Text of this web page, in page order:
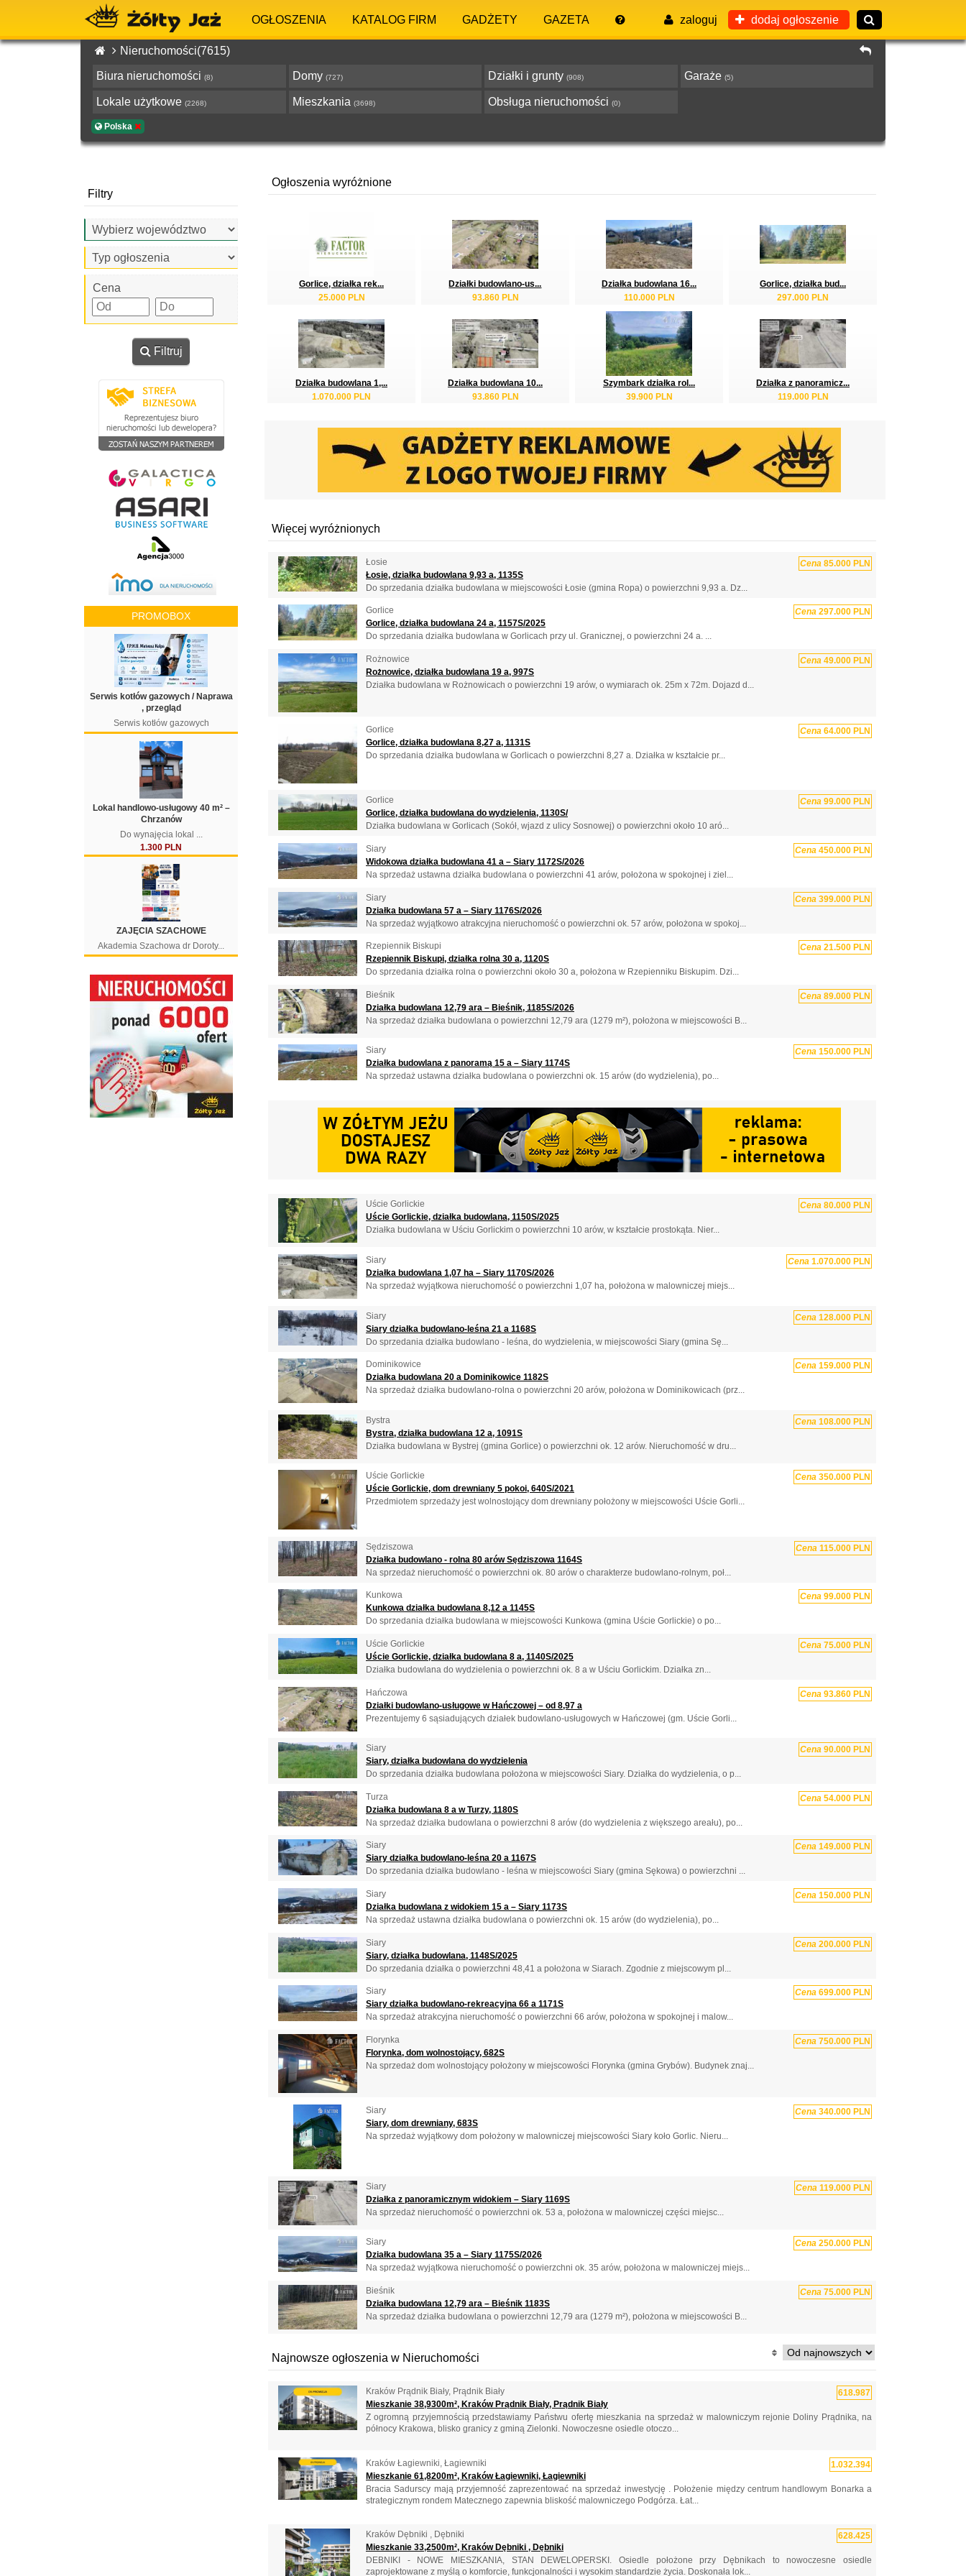
OGŁOSZENIA KATALOG FIRM GADŻETY GAZETA zaloguj dodaj ogłoszenie
Nieruchomości(7615)
Biura nieruchomości (8) Domy (727) Działki i grunty (908) Garaże (5)
Lokale użytkowe (2268) Mieszkania (3698) Obsługa nieruchomości (0)
Polska
Filtry
Cena
Filtruj
PROMOBOX
Serwis kotłów gazowych / Naprawa
, przegląd
Serwis kotłów gazowych
Lokal handlowo-usługowy 40 m² –
Chrzanów
Do wynajęcia lokal ...
1.300 PLN
ZAJĘCIA SZACHOWE
Akademia Szachowa dr Doroty...
Ogłoszenia wyróżnione
Gorlice, działka rek...
25.000 PLN
Działki budowlano-us...
93.860 PLN
Działka budowlana 16...
110.000 PLN
Gorlice, działka bud...
297.000 PLN
Działka budowlana 1,...
1.070.000 PLN
Działka budowlana 10...
93.860 PLN
Szymbark działka rol...
39.900 PLN
Działka z panoramicz...
119.000 PLN
Więcej wyróżnionych
Łosie Cena 85.000 PLN
Łosie, działka budowlana 9,93 a, 1135S
Do sprzedania działka budowlana w miejscowości Łosie (gmina Ropa) o powierzchni 9,93 a. Dz...
Gorlice Cena 297.000 PLN
Gorlice, działka budowlana 24 a, 1157S/2025
Do sprzedania działka budowlana w Gorlicach przy ul. Granicznej, o powierzchni 24 a. ...
Rożnowice Cena 49.000 PLN
Rożnowice, działka budowlana 19 a, 997S
Działka budowlana w Rożnowicach o powierzchni 19 arów, o wymiarach ok. 25m x 72m. Dojazd d...
Gorlice Cena 64.000 PLN
Gorlice, działka budowlana 8,27 a, 1131S
Do sprzedania działka budowlana w Gorlicach o powierzchni 8,27 a. Działka w kształcie pr...
Gorlice Cena 99.000 PLN
Gorlice, działka budowlana do wydzielenia, 1130S/
Działka budowlana w Gorlicach (Sokół, wjazd z ulicy Sosnowej) o powierzchni około 10 aró...
Siary Cena 450.000 PLN
Widokowa działka budowlana 41 a – Siary 1172S/2026
Na sprzedaż ustawna działka budowlana o powierzchni 41 arów, położona w spokojnej i ziel...
Siary Cena 399.000 PLN
Działka budowlana 57 a – Siary 1176S/2026
Na sprzedaż wyjątkowo atrakcyjna nieruchomość o powierzchni ok. 57 arów, położona w spokoj...
Rzepiennik Biskupi Cena 21.500 PLN
Rzepiennik Biskupi, działka rolna 30 a, 1120S
Do sprzedania działka rolna o powierzchni około 30 a, położona w Rzepienniku Biskupim. Dzi...
Bieśnik Cena 89.000 PLN
Działka budowlana 12,79 ara – Bieśnik, 1185S/2026
Na sprzedaż działka budowlana o powierzchni 12,79 ara (1279 m²), położona w miejscowości B...
Siary Cena 150.000 PLN
Działka budowlana z panoramą 15 a – Siary 1174S
Na sprzedaż ustawna działka budowlana o powierzchni ok. 15 arów (do wydzielenia), po...
Uście Gorlickie Cena 80.000 PLN
Uście Gorlickie, działka budowlana, 1150S/2025
Działka budowlana w Uściu Gorlickim o powierzchni 10 arów, w kształcie prostokąta. Nier...
Siary Cena 1.070.000 PLN
Działka budowlana 1,07 ha – Siary 1170S/2026
Na sprzedaż wyjątkowa nieruchomość o powierzchni 1,07 ha, położona w malowniczej miejs...
Siary Cena 128.000 PLN
Siary działka budowlano-leśna 21 a 1168S
Do sprzedania działka budowlano - leśna, do wydzielenia, w miejscowości Siary (gmina Sę...
Dominikowice Cena 159.000 PLN
Działka budowlana 20 a Dominikowice 1182S
Na sprzedaż działka budowlano-rolna o powierzchni 20 arów, położona w Dominikowicach (prz...
Bystra Cena 108.000 PLN
Bystra, działka budowlana 12 a, 1091S
Działka budowlana w Bystrej (gmina Gorlice) o powierzchni ok. 12 arów. Nieruchomość w dru...
Uście Gorlickie Cena 350.000 PLN
Uście Gorlickie, dom drewniany 5 pokoi, 640S/2021
Przedmiotem sprzedaży jest wolnostojący dom drewniany położony w miejscowości Uście Gorli...
Sędziszowa Cena 115.000 PLN
Działka budowlano - rolna 80 arów Sędziszowa 1164S
Na sprzedaż nieruchomość o powierzchni ok. 80 arów o charakterze budowlano-rolnym, poł...
Kunkowa Cena 99.000 PLN
Kunkowa działka budowlana 8,12 a 1145S
Do sprzedania działka budowlana w miejscowości Kunkowa (gmina Uście Gorlickie) o po...
Uście Gorlickie Cena 75.000 PLN
Uście Gorlickie, działka budowlana 8 a, 1140S/2025
Działka budowlana do wydzielenia o powierzchni ok. 8 a w Uściu Gorlickim. Działka zn...
Hańczowa Cena 93.860 PLN
Działki budowlano-usługowe w Hańczowej – od 8,97 a
Prezentujemy 6 sąsiadujących działek budowlano-usługowych w Hańczowej (gm. Uście Gorli...
Siary Cena 90.000 PLN
Siary, działka budowlana do wydzielenia
Do sprzedania działka budowlana położona w miejscowości Siary. Działka do wydzielenia, o p...
Turza Cena 54.000 PLN
Działka budowlana 8 a w Turzy, 1180S
Na sprzedaż działka budowlana o powierzchni 8 arów (do wydzielenia z większego areału), po...
Siary Cena 149.000 PLN
Siary działka budowlano-leśna 20 a 1167S
Do sprzedania działka budowlano - leśna w miejscowości Siary (gmina Sękowa) o powierzchni ...
Siary Cena 150.000 PLN
Działka budowlana z widokiem 15 a – Siary 1173S
Na sprzedaż ustawna działka budowlana o powierzchni ok. 15 arów (do wydzielenia), po...
Siary Cena 200.000 PLN
Siary, działka budowlana, 1148S/2025
Do sprzedania działka o powierzchni 48,41 a położona w Siarach. Zgodnie z miejscowym pl...
Siary Cena 699.000 PLN
Siary działka budowlano-rekreacyjna 66 a 1171S
Na sprzedaż atrakcyjna nieruchomość o powierzchni 66 arów, położona w spokojnej i malow...
Florynka Cena 750.000 PLN
Florynka, dom wolnostojący, 682S
Na sprzedaż dom wolnostojący położony w miejscowości Florynka (gmina Grybów). Budynek znaj...
Siary Cena 340.000 PLN
Siary, dom drewniany, 683S
Na sprzedaż wyjątkowy dom położony w malowniczej miejscowości Siary koło Gorlic. Nieru...
Siary Cena 119.000 PLN
Działka z panoramicznym widokiem – Siary 1169S
Na sprzedaż nieruchomość o powierzchni ok. 53 a, położona w malowniczej części miejsc...
Siary Cena 250.000 PLN
Działka budowlana 35 a – Siary 1175S/2026
Na sprzedaż wyjątkowa nieruchomość o powierzchni ok. 35 arów, położona w malowniczej miejs...
Bieśnik Cena 75.000 PLN
Działka budowlana 12,79 ara – Bieśnik 1183S
Na sprzedaż działka budowlana o powierzchni 12,79 ara (1279 m²), położona w miejscowości B...
Najnowsze ogłoszenia w Nieruchomości
618.987
Kraków Prądnik Biały, Prądnik Biały
Mieszkanie 38,9300m², Kraków Prądnik Biały, Prądnik Biały
Z ogromną przyjemnością przedstawiamy Państwu ofertę mieszkania na sprzedaż w malowniczym rejonie Doliny Prądnika, na
północy Krakowa, blisko granicy z gminą Zielonki. Nowoczesne osiedle otoczo...
1.032.394
Kraków Łagiewniki, Łagiewniki
Mieszkanie 61,8200m², Kraków Łagiewniki, Łagiewniki
Bracia Sadurscy mają przyjemność zaprezentować na sprzedaż inwestycję . Położenie między centrum handlowym Bonarka a
strategicznym rondem Matecznego zapewnia bliskość malowniczego Podgórza. Łat...
628.425
Kraków Dębniki , Dębniki
Mieszkanie 33,2500m², Kraków Dębniki , Dębniki
DEBNIKI - NOWE MIESZKANIA, STAN DEWELOPERSKI. Osiedle położone przy Dębnikach to nowoczesne osiedle
zaprojektowane z myślą o komforcie, funkcjonalności i wysokim standardzie życia. Doskonała lok...